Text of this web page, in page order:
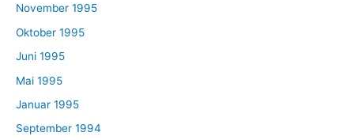
November 1995
Oktober 1995
Juni 1995
Mai 1995
Januar 1995
September 1994